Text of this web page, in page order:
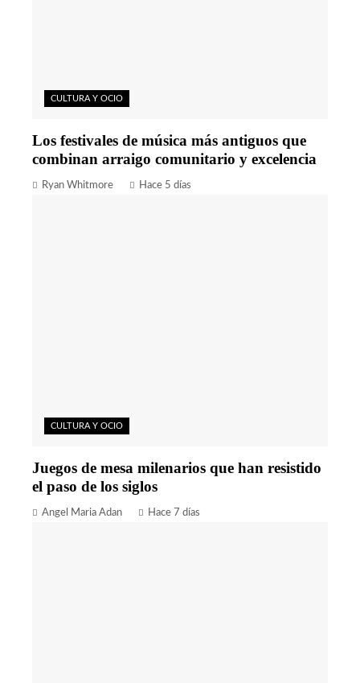
CULTURA Y OCIO
Los festivales de música más antiguos que
combinan arraigo comunitario y excelencia
Ryan Whitmore Hace 5 días
CULTURA Y OCIO
Juegos de mesa milenarios que han resistido
el paso de los siglos
Angel Maria Adan Hace 7 días